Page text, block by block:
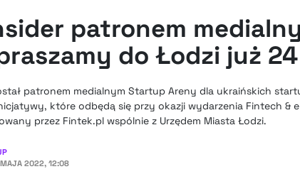
patronem
do Łodzi już
patronem medialnym Startup Areny dla ukraińskich
które odbędą się przy okazji wydarzenia Fintech &
przez Fintek.pl wspólnie z Urzędem Miasta Łodzi.
2022, 12:08